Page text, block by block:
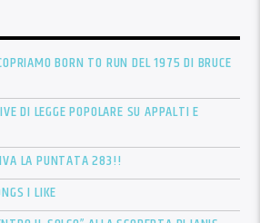
BORN TO RUN DEL 1975 DI BRUCE
DI LEGGE POPOLARE SU APPALTI E
LA PUNTATA 283!!
I LIKE